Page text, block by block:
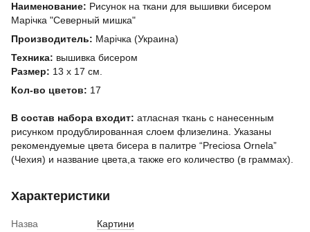
Наименование: Рисунок на ткани для вышивки бисером
Марічка "Северный мишка"
Производитель: Марічка (Украина)
Техника: вышивка бисером
Размер: 13 х 17 см.
Кол-во цветов: 17
В состав набора входит: атласная ткань с нанесенным
рисунком продублированная слоем флизелина. Указаны
рекомендуемые цвета бисера в палитре “Preciosa Ornela”
(Чехия) и название цвета,а также его количество (в граммах).
Характеристики
Назва
Картини